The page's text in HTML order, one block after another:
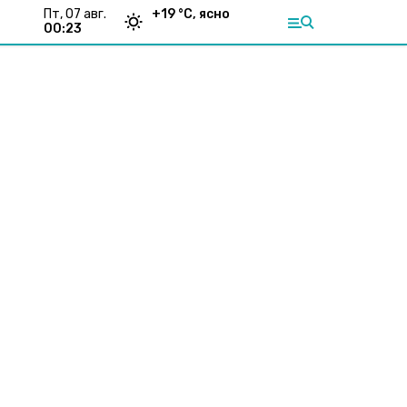
пт, 07 авг.
00:23
+19 °С, ясно